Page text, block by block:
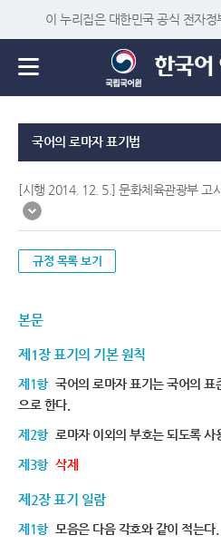
이 누리집은 대한민국 공식 전자정
국어의 로마자 표기법
[시행 2014. 12. 5.] 문화체육관광부
규정 목록 보기
본문
제1장 표기의 기본 원칙
제1항 국어의 로마자 표기는 국어의 표
으로 한다.
제2항 로마자 이외의 부호는 되도록 사
제3항 삭제
제2장 표기 일람
제1항 모음은 다음 각호와 같이 적는다.